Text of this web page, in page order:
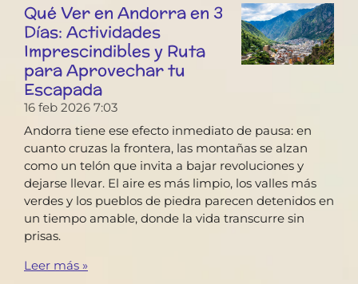
Qué Ver en Andorra en 3
Días: Actividades
Imprescindibles y Ruta
para Aprovechar tu
Escapada
16 feb 2026 7:03
Andorra tiene ese efecto inmediato de pausa: en
cuanto cruzas la frontera, las montañas se alzan
como un telón que invita a bajar revoluciones y
dejarse llevar. El aire es más limpio, los valles más
verdes y los pueblos de piedra parecen detenidos en
un tiempo amable, donde la vida transcurre sin
prisas.
Leer más »